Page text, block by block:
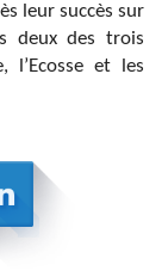
leur succès sur
deux des trois
l’Ecosse et les